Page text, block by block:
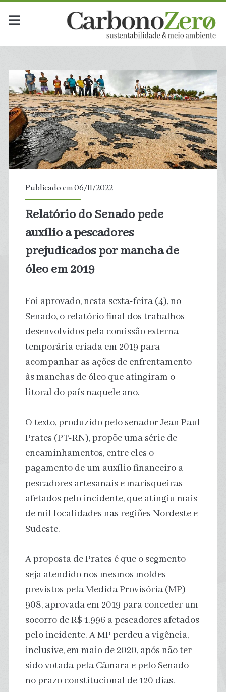
Publicado em 06/11/2022
Relatório do Senado pede
auxílio a pescadores
prejudicados por mancha de
óleo em 2019
Foi aprovado, nesta sexta-feira (4), no
Senado, o relatório final dos trabalhos
desenvolvidos pela comissão externa
temporária criada em 2019 para
acompanhar as ações de enfrentamento
às manchas de óleo que atingiram o
litoral do país naquele ano.
O texto, produzido pelo senador Jean Paul
Prates (PT-RN), propõe uma série de
encaminhamentos, entre eles o
pagamento de um auxílio financeiro a
pescadores artesanais e marisqueiras
afetados pelo incidente, que atingiu mais
de mil localidades nas regiões Nordeste e
Sudeste.
A proposta de Prates é que o segmento
seja atendido nos mesmos moldes
previstos pela Medida Provisória (MP)
908, aprovada em 2019 para conceder um
socorro de R$ 1.996 a pescadores afetados
pelo incidente. A MP perdeu a vigência,
inclusive, em maio de 2020, após não ter
sido votada pela Câmara e pelo Senado
no prazo constitucional de 120 dias.